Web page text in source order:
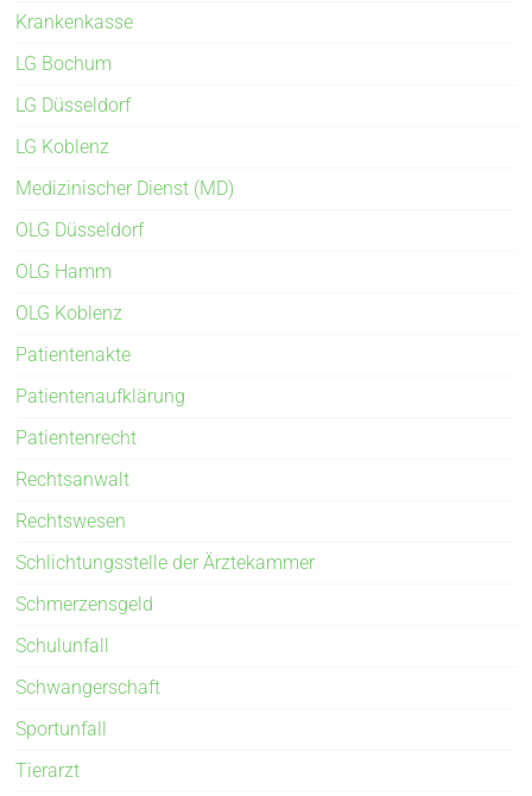
Krankenkasse
LG Bochum
LG Düsseldorf
LG Koblenz
Medizinischer Dienst (MD)
OLG Düsseldorf
OLG Hamm
OLG Koblenz
Patientenakte
Patientenaufklärung
Patientenrecht
Rechtsanwalt
Rechtswesen
Schlichtungsstelle der Ärztekammer
Schmerzensgeld
Schulunfall
Schwangerschaft
Sportunfall
Tierarzt